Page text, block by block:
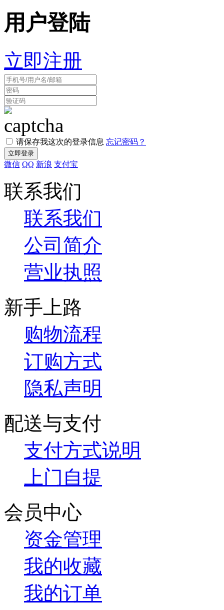
用户登陆
立即注册
请保存我这次的登录信息 忘记密码？
微信 QQ 新浪 支付宝
联系我们
联系我们
公司简介
营业执照
新手上路
购物流程
订购方式
隐私声明
配送与支付
支付方式说明
上门自提
会员中心
资金管理
我的收藏
我的订单